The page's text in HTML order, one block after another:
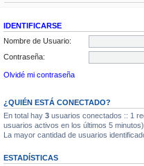
IDENTIFICARSE
Nombre de Usuario:
Contraseña:
Olvidé mi contraseña
¿QUIÉN ESTÁ CONECTADO?
En total hay 3 usuarios conectados :: 1
usuarios activos en los últimos 5 minutos)
La mayor cantidad de usuarios
ESTADÍSTICAS